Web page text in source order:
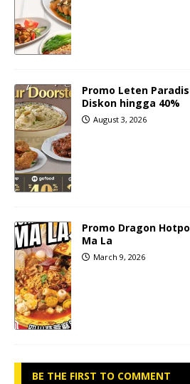
Promo Leten
Diskon hingga 40%
August 3, 2026
Promo Dragon
Ma La
March 9, 2026
BE THE FIRST TO COMMENT